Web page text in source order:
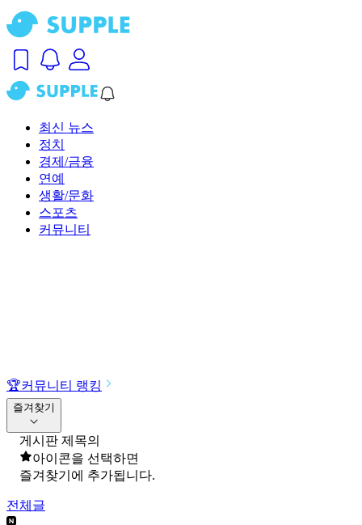
최신 뉴스
정치
경제/금융
연예
생활/문화
스포츠
커뮤니티
🏆커뮤니티 랭킹
즐겨찾기
게시판 제목의
아이콘을 선택하면
즐겨찾기에 추가됩니다.
전체글